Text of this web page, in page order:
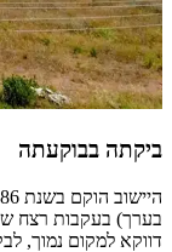
ביקתה בבוקעתה
בערך) בעקבות רצח
דווקא למקום נמוך,